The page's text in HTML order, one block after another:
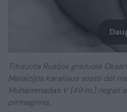
Tituluota Rusijos gražuolė
Malaizijos karaliaus sosto dėl
Muhammadas V (49 m.) negali
pirmagimis.